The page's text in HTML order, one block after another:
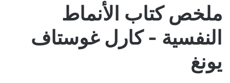
ملخص كتاب الأنماط
النفسية - كارل غوستاف
يونغ